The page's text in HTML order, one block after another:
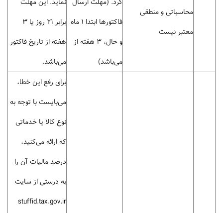
محاسباتی و منطقی
معتبر نیست
فاکتورها ابتدا 1 ماه
و حال، 3 هفته از
می‌باشد)
برابر 21 روز یا 3
هفته از تاریخ فاکتور
می‌باشد.
برای رفع این خطا،
می‌بایست با توجه به
نوع کالا یا خدماتی
که ارائه می‌کنید،
درصد مالیات آن را
به درستی از سایت
stuffid.tax.gov.ir